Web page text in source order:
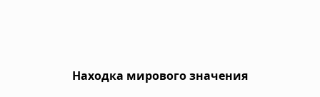
Находка мирового значения